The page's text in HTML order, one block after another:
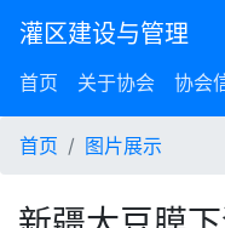
灌区建设与管理
首页
关于协会 协会
首页 图片展示